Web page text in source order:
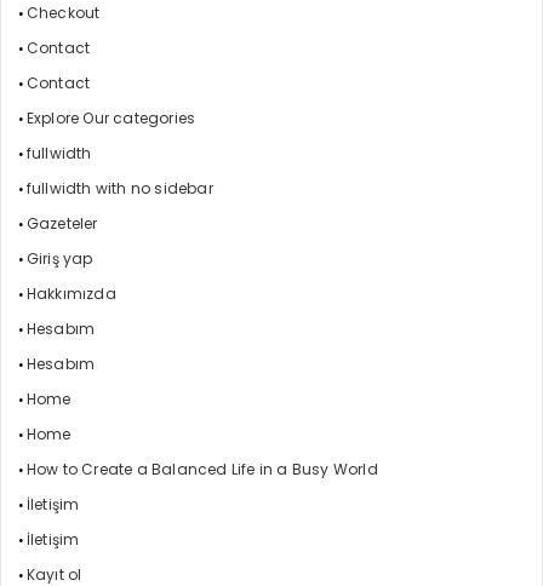
Checkout
Contact
Contact
Explore Our categories
fullwidth
fullwidth with no sidebar
Gazeteler
Giriş yap
Hakkımızda
Hesabım
Hesabım
Home
Home
How to Create a Balanced Life in a Busy World
İletişim
İletişim
Kayıt ol